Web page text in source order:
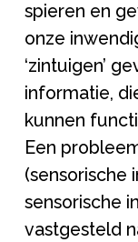
spieren en
onze
‘zintuigen’
informatie,
kunnen
Een
sensorische
vastgesteld